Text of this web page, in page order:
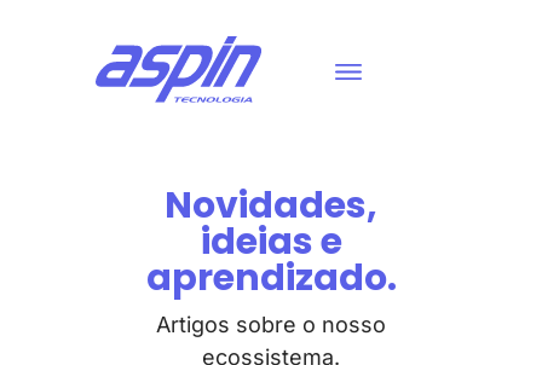
Novidades,
ideias e
aprendizado.
Artigos sobre o nosso
ecossistema.